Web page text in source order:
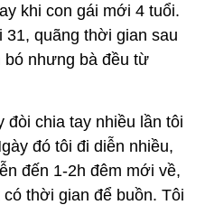
khi con gái mới 4 tuổi.
quãng thời gian sau
nhưng bà đều từ
đòi chia tay nhiều lần tôi
đó tôi đi diễn nhiều,
đến 1-2h đêm mới về,
thời gian để buồn. Tôi